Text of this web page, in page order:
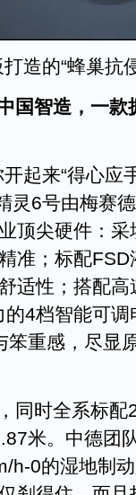
造的“蜂巢抗
国智造，一款
起来“得心应
灵6号由梅赛
顶尖硬件：
准；标配
适性；搭配
4档智能可
重感，尽显
同时全系标配
米。中德团
h-0的湿地制